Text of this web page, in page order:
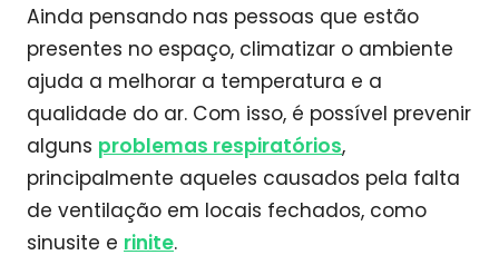
Ainda pensando nas pessoas que estão
presentes no espaço, climatizar o ambiente
ajuda a melhorar a temperatura e a
qualidade do ar. Com isso, é possível prevenir
alguns problemas respiratórios,
principalmente aqueles causados pela falta
de ventilação em locais fechados, como
sinusite e rinite.